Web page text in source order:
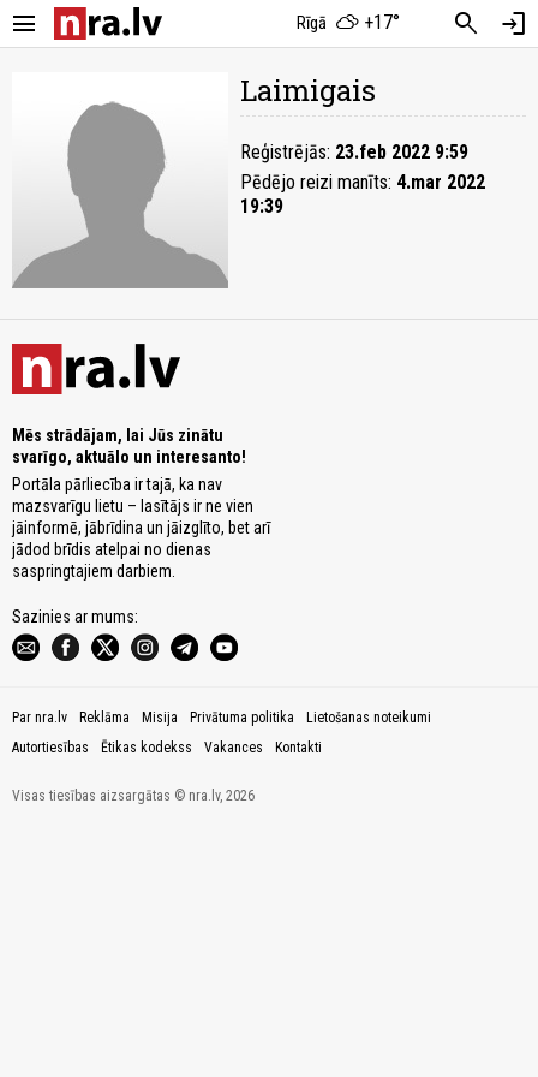
menu Rīgā +17° search login
Laimigais
Reģistrējās: 23.feb 2022 9:59
Pēdējo reizi manīts: 4.mar 2022
19:39
Mēs strādājam, lai Jūs zinātu
svarīgo, aktuālo un interesanto!
Portāla pārliecība ir tajā, ka nav
mazsvarīgu lietu – lasītājs ir ne vien
jāinformē, jābrīdina un jāizglīto, bet arī
jādod brīdis atelpai no dienas
saspringtajiem darbiem.
Sazinies ar mums:
Par nra.lv Reklāma Misija Privātuma politika
Lietošanas noteikumi
Autortiesības
Ētikas kodekss Vakances Kontakti
Visas tiesības aizsargātas © nra.lv, 2026